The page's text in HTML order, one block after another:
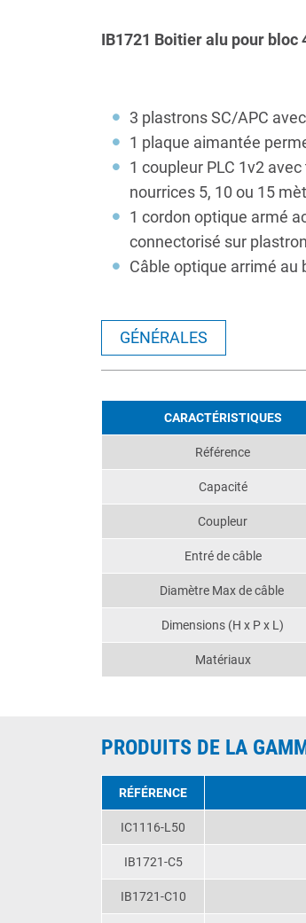
IB1721 Boitier alu pour bloc
3 plastrons SC/APC
1 plaque aimantée
1 coupleur PLC 1v2
nourrices 5, 10 ou 15
1 cordon optique armé
connectorisé sur
Câble optique arrimé au
GÉNÉRALES
CARACTÉRISTIQUES
Référence
Capacité
Coupleur
Entré de câble
Diamètre Max de câble
Dimensions (H x P x L)
Matériaux
PRODUITS DE LA
RÉFÉRENCE
IC1116-L50
IB1721-C5
IB1721-C10